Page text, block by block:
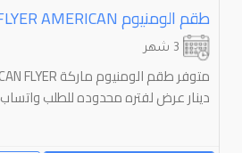
طقم الومنيوم ⁦⁦AMERICAN⁩⁩ ⁦⁦FLYER⁩⁩
دينار عرض لفتره محدوده للطلب واتساب